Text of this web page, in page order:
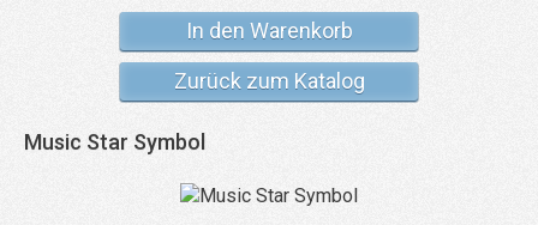
In den Warenkorb
Zurück zum Katalog
Music Star Symbol